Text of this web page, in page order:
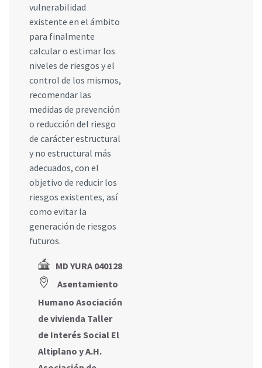
vulnerabilidad
existente en el ámbito
para finalmente
calcular o estimar los
niveles de riesgos y el
control de los mismos,
recomendar las
medidas de prevención
o reducción del riesgo
de carácter estructural
y no estructural más
adecuados, con el
objetivo de reducir los
riesgos existentes, así
como evitar la
generación de riesgos
futuros.
MD YURA 040128
Asentamiento
Humano Asociación
de vivienda Taller
de Interés Social El
Altiplano y A.H.